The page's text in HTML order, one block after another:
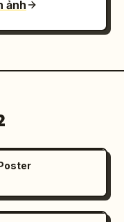
ảnh